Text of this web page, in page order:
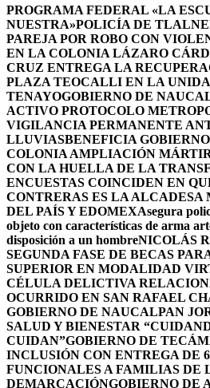
PROGRAMA FEDERAL «LA
NUESTRA»POLICÍA DE
PAREJA POR ROBO CON
EN LA COLONIA LÁZARO
CRUZ ENTREGA LA
PLAZA TEOCALLI EN LA
TENAYOGOBIERNO DE
ACTIVO PROTOCOLO
VIGILANCIA PERMANENTE
LLUVIASBENEFICIA
COLONIA AMPLIACIÓN
CON LA HUELLA DE LA
ENCUESTAS COINCIDEN EN
CONTRERAS ES LA
DEL PAÍS Y EDOMEXAsegura
objeto con características de arma
disposición a un hombreNICOLÁS
SEGUNDA FASE DE BECAS
SUPERIOR EN MODALIDAD
CÉLULA DELICTIVA
OCURRIDO EN SAN RAFAEL
GOBIERNO DE NAUCALPAN
SALUD Y BIENESTAR
CUIDAN”GOBIERNO DE
INCLUSIÓN CON ENTREGA DE
FUNCIONALES A FAMILIAS DE
DEMARCACIÓNGOBIERNO DE